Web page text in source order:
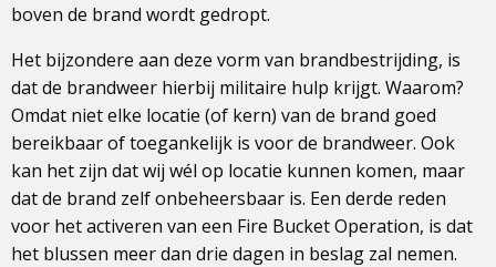
boven de brand wordt gedropt.
Het bijzondere aan deze vorm van brandbestrijding, is
dat de brandweer hierbij militaire hulp krijgt. Waarom?
Omdat niet elke locatie (of kern) van de brand goed
bereikbaar of toegankelijk is voor de brandweer. Ook
kan het zijn dat wij wél op locatie kunnen komen, maar
dat de brand zelf onbeheersbaar is. Een derde reden
voor het activeren van een Fire Bucket Operation, is dat
het blussen meer dan drie dagen in beslag zal nemen.